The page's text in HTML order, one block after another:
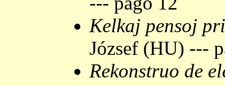
Kelkaj pensoj
József (HU) ---
Rekonstruo de